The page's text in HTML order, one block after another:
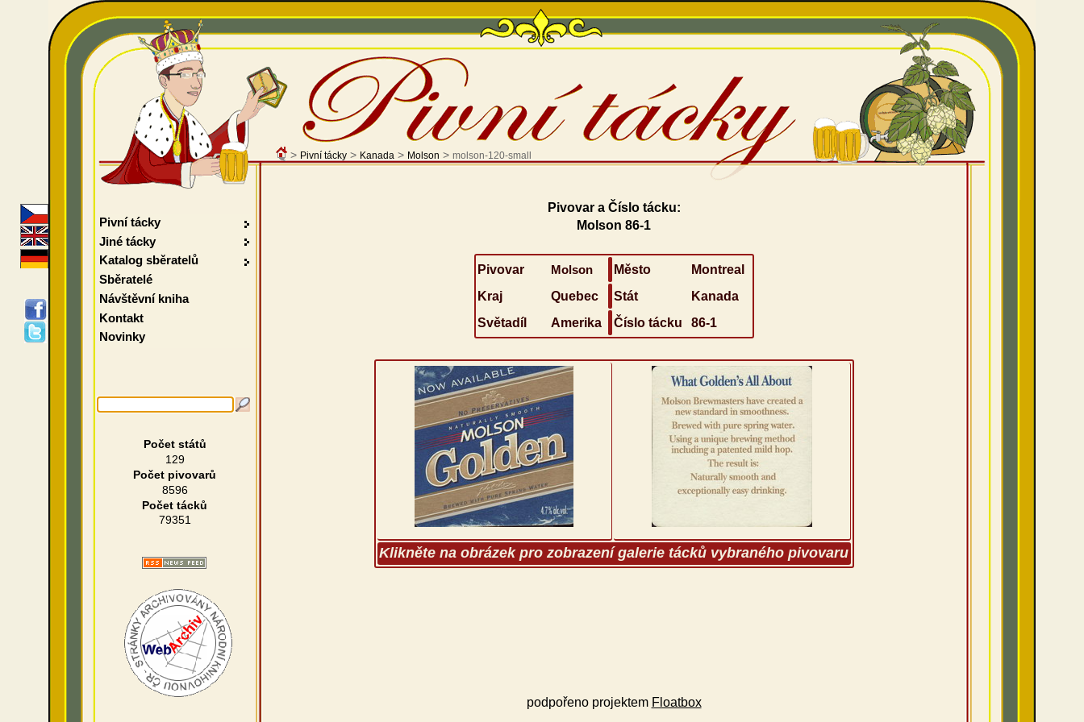
> Pivní tácky> Kanada> Molson > molson-120-small
Pivovar a Číslo tácku:
Molson 86-1
Pivovar Molson Město
Montreal
Kraj
Quebec Stát
Kanada
Světadíl
Amerika Číslo tácku 86-1
Klikněte na obrázek pro zobrazení galerie tácků vybraného pivovaru
podpořeno projektem Floatbox
Pivní tácky
Jiné tácky
Katalog sběratelů
Sběratelé
Návštěvní kniha
Kontakt
Novinky
Počet států
129
Počet pivovarů
8596
Počet tácků
79351